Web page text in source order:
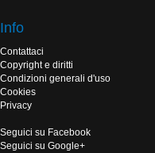
Info
Contattaci
Copyright e diritti
Condizioni generali d'uso
Cookies
Privacy
Seguici su Facebook
Seguici su Google+